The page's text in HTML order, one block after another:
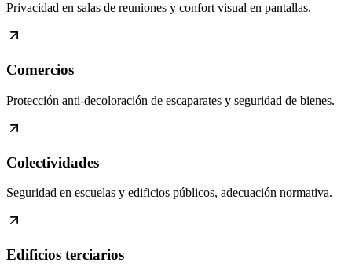
Privacidad en salas de reuniones y confort visual en pantallas.
Comercios
Protección anti-decoloración de escaparates y seguridad de bienes.
Colectividades
Seguridad en escuelas y edificios públicos, adecuación normativa.
Edificios terciarios